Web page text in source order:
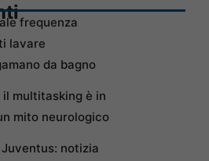
frequenza
lavare
da bagno
il multitasking è in
mito neurologico
Juventus: notizia